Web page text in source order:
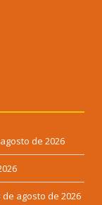
de 2026
de agosto de 2026